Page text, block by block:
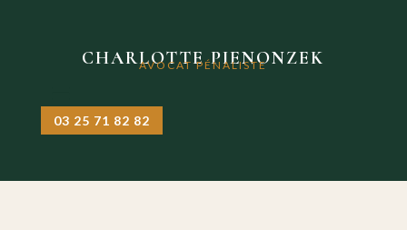
CHARLOTTE PIENONZEK
AVOCAT PÉNALISTE
03 25 71 82 82